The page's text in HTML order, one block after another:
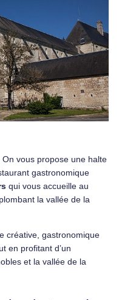
vous propose une halte
gastronomique
qui vous accueille au
la vallée de la
créative, gastronomique
en profitant d’un
et la vallée de la